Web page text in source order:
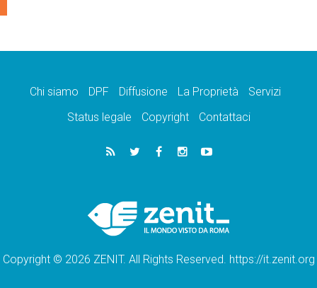
Chi siamo DPF Diffusione La Proprietà
Servizi
Status legale
Copyright Contattaci
Copyright © 2026 ZENIT. All Rights Reserved. https://it.zenit.org